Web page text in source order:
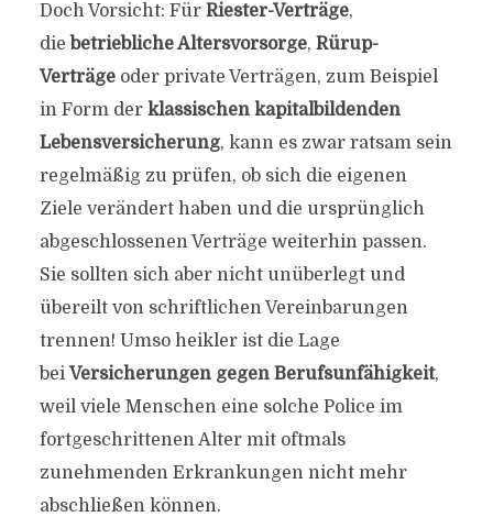
Doch Vorsicht: Für Riester-Verträge,
die betriebliche Altersvorsorge, Rürup-
Verträgeoder private Verträgen, zum Beispiel
in Form der klassischen kapitalbildenden
Lebensversicherung, kann es zwar ratsam sein
regelmäßig zu prüfen, ob sich die eigenen
Ziele verändert haben und die ursprünglich
abgeschlossenen Verträge weiterhin passen.
Sie sollten sich aber nicht unüberlegt und
übereilt von schriftlichen Vereinbarungen
trennen! Umso heikler ist die Lage
bei Versicherungen gegen Berufsunfähigkeit,
weil viele Menschen eine solche Police im
fortgeschrittenen Alter mit oftmals
zunehmenden Erkrankungen nicht mehr
abschließen können.